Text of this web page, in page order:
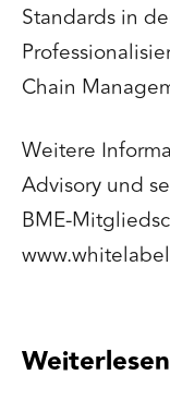
Standards in
Chain
Weitere
Advisory und
BME-
Weiterlesen